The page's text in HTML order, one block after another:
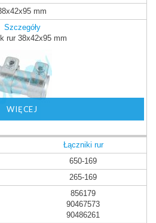
mm
Szczegóły
rur 38x42x95 mm
WIĘCEJ
Łączniki rur
650-169
265-169
856179
90467573
90486261